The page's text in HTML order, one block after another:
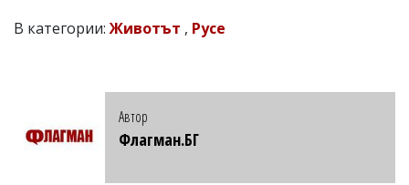
В категории:Животът , Русе
Автор
Флагман.БГ